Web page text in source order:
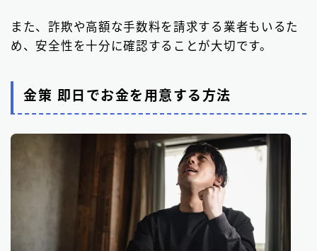
また、詐欺や高額な手数料を請求する業者もいるた
め、安全性を十分に確認することが大切です。
金策 即日でお金を用意する方法